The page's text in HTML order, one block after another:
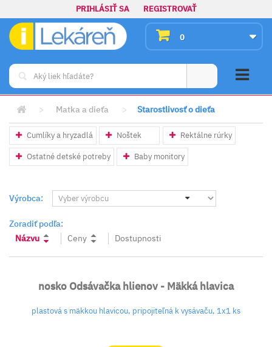
PRIHLÁSIŤ SA REGISTROVAŤ
0
> Matka a dieťa > Starostlivosť o dieťa
Cumlíky a hryzadlá Noštek Rektálne rúrky
Ostatné detské potreby Baby monitory
Výrobca:
Zoradiť podľa:
Názvu
Ceny Dostupnosti
nosko Odsávačka hlienov - Mäkká hlavica
plastová s mäkkou hlavicou, pripojiteľná k vysávaču, 1x1 ks